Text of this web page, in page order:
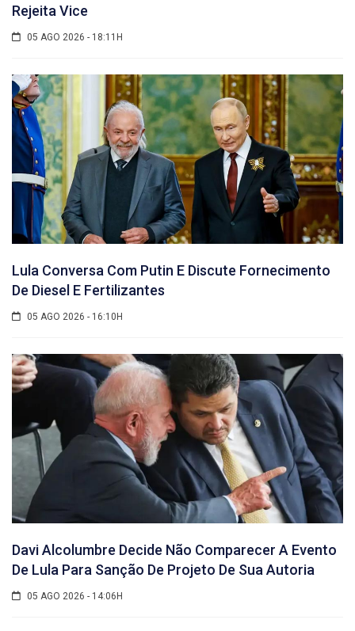
Rejeita Vice
05 AGO 2026 - 18:11H
Lula Conversa Com Putin E Discute Fornecimento
De Diesel E Fertilizantes
05 AGO 2026 - 16:10H
Davi Alcolumbre Decide Não Comparecer A Evento
De Lula Para Sanção De Projeto De Sua Autoria
05 AGO 2026 - 14:06H